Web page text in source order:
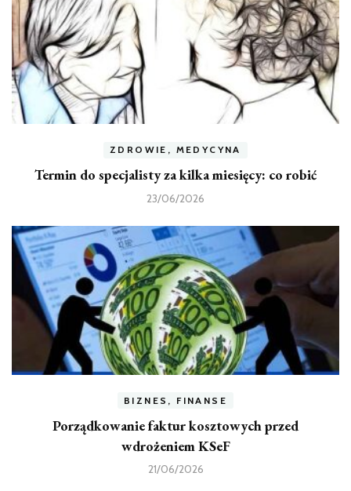
ZDROWIE, MEDYCYNA
Termin do specjalisty za kilka miesięcy: co robić
23/06/2026
BIZNES, FINANSE
Porządkowanie faktur kosztowych przed
wdrożeniem KSeF
21/06/2026